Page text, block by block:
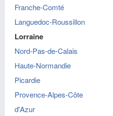
Franche-Comté
Languedoc-Roussillon
Lorraine
Nord-Pas-de-Calais
Haute-Normandie
Picardie
Provence-Alpes-Côte
d'Azur